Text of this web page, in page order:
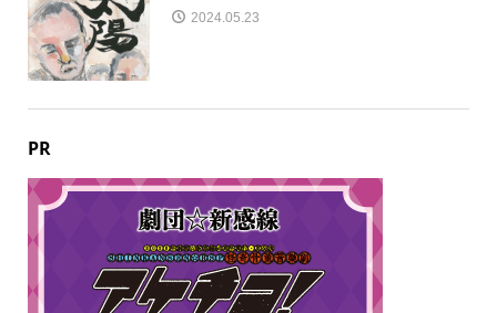
2024.05.23
PR